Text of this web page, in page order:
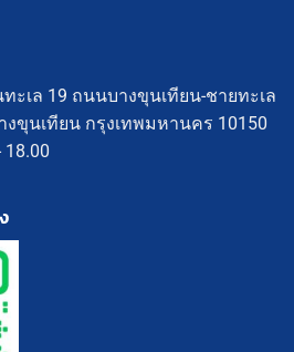
ะเล 19 ถนนบางขุนเทียน-ชายทะเล
ขุนเทียน กรุงเทพมหานคร 10150
18.00